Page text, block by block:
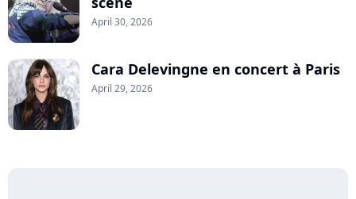
April 30, 2026
Cara Delevingne en concert à Paris
April 29, 2026